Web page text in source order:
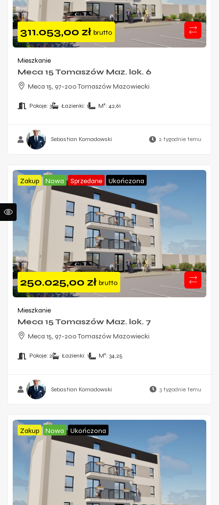
311.053,00 zł brutto
Mieszkanie
Meca 15 Tomaszów Maz. lok. 6
Meca 15, 97-200 Tomaszów Mazowiecki
Pokoje: 3 Łazienki: 1 M²: 42,61
Sebastian Komadowski 2 tygodnie temu
Zakup Nowa Sprzedane Ukończona
250.025,00 zł brutto
Mieszkanie
Meca 15 Tomaszów Maz. lok. 7
Meca 15, 97-200 Tomaszów Mazowiecki
Pokoje: 2 Łazienki: 1 M²: 34,25
Sebastian Komadowski 3 tygodnie temu
Zakup Nowa Ukończona